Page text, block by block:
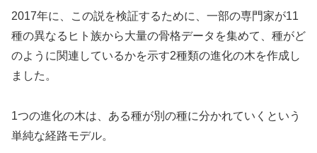
2017年に、この説を検証するために、一部の専門家が11
種の異なるヒト族から大量の骨格データを集めて、種がど
のように関連しているかを示す2種類の進化の木を作成し
ました。
1つの進化の木は、ある種が別の種に分かれていくという
単純な経路モデル。